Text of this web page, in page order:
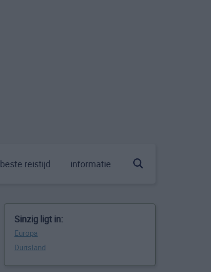
beste reistijd informatie
Sinzig ligt in:
Europa
Duitsland